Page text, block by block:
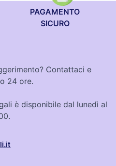
PAGAMENTO
SICURO
Contattaci e
24 ore.
è disponibile dal lunedì al